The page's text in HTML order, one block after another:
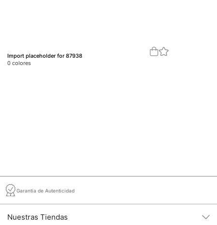
Import placeholder for 87938
0 colores
Garantía de Autenticidad
Nuestras Tiendas